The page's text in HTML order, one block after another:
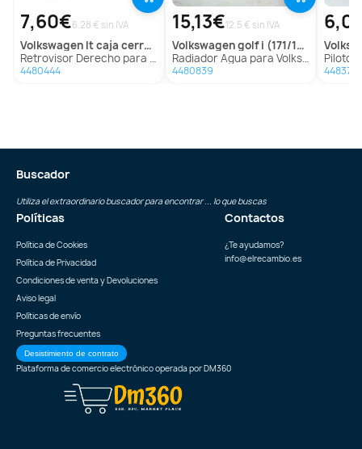
7,60€6.28 € sin IVA
volkswagen lt caja cerrada / combi
Retrovisor Derecho para Volkswagen Lt Caja Cerrada / Combi
4480444
15,13€12.5 € sin IVA
volkswagengolf i (171/173)
Radiador Agua para Volkswagen Golf I (171/173)
4480839
Piloto
4483752
Buscador
Utiliza el extraordinario buscador para encontrar ... lo que buscas
Políticas
Política de Cookies
Política de Privacidad
Condiciones de venta y Devoluciones
Aviso legal
Políticas de envío
Preguntas frecuentes
Desistimiento de contrato
Contactos
¿Te ayudamos?
info@elrecambio.es
Plataforma de comercio electrónico operada porDM360